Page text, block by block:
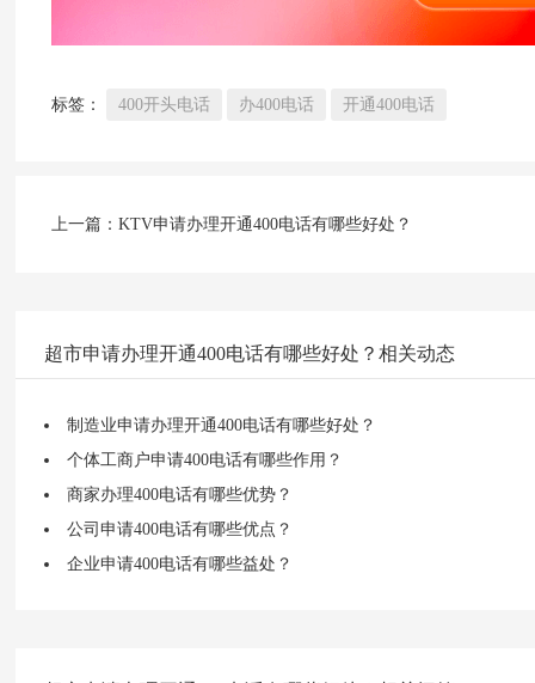
标签： 400开头电话 办400电话 开通400电话
上一篇： KTV申请办理开通400电话有哪些好处？
超市申请办理开通400电话有哪些好处？相关动态
制造业申请办理开通400电话有哪些好处？
个体工商户申请400电话有哪些作用？
商家办理400电话有哪些优势？
公司申请400电话有哪些优点？
企业申请400电话有哪些益处？